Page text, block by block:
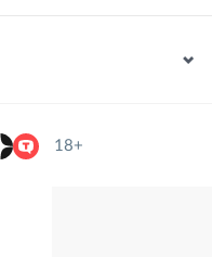
18+